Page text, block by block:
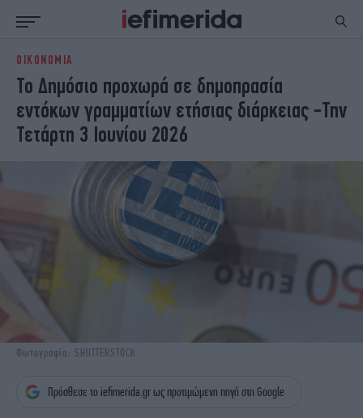
ΕΙΔΗΣΕΙΣ
NON PAPER
ΕΛΛΑΔΑ
ΟΙΚΟΝΟΜΙΑ
ΚΟΣΜΟΣ
ΠΟΛΙΤΙΣΜΟΣ
ΣΠΟΡ
ENGLISH EDITION
STORIES
TRAVEL
DESIGN
ΟΛΥΜΠΙΑΚΟΙ ΑΓΩΝΕΣ
EURO
PODCAST
iAUTOKINITO
iOPINIONS
OSCARS
THE OCEAN
ΟΙΚΟΝΟΜΙΑ
Το Δημόσιο προχωρά σε δημοπρασία
εντόκων γραμματίων ετήσιας διάρκειας -Την
Τετάρτη 3 Ιουνίου 2026
Φωτογραφία: SHUTTERSTOCK
Πρόσθεσε το iefimerida.gr ως προτιμώμενη πηγή στη Google